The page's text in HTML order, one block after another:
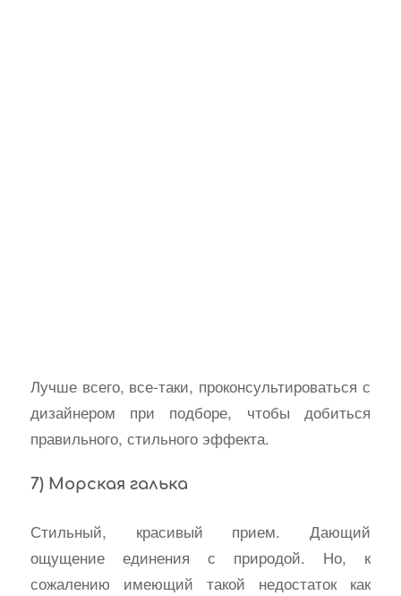
Лучше всего, все-таки, проконсультироваться с
дизайнером при подборе, чтобы добиться
правильного, стильного эффекта.
7) Морская галька
Стильный, красивый прием. Дающий
ощущение единения с природой. Но, к
сожалению имеющий такой недостаток как